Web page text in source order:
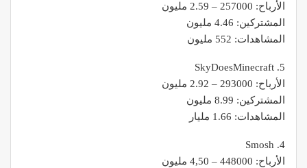
الأرباح: 257000 – 2.59 مليون
المشتركين: 4.46 مليون
المشاهدات: 552 مليون
5. SkyDoesMinecraft
الأرباح: 293000 – 2.92 مليون
المشتركين: 8.99 مليون
المشاهدات: 1.66 مليار
4. Smosh
الأرباح: 448000 – 4,50 مليون